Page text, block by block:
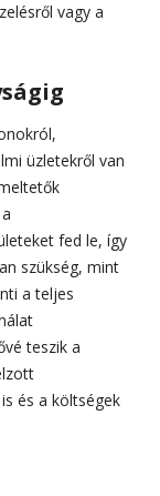
vagy a
üzletekről van
fed le, így
szükség, mint
a teljes
teszik a
és a költségek